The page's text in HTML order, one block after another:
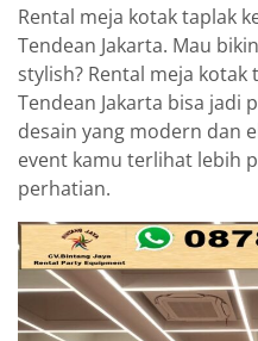
Rental meja kotak taplak
Tendean Jakarta. Mau
stylish? Rental meja
Tendean Jakarta bisa jadi
desain yang modern dan
event kamu terlihat lebih
perhatian.